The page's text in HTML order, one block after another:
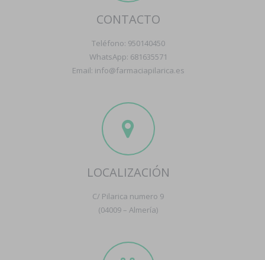
CONTACTO
Teléfono: 950140450
WhatsApp: 681635571
Email: info@farmaciapilarica.es
LOCALIZACIÓN
C/ Pilarica numero 9
(04009 – Almería)